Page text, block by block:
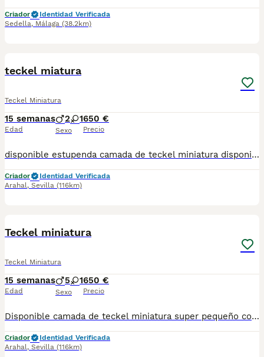
Criador
Identidad Verificada
Sedella, Málaga (38.2km)
teckel miatura
Teckel Miniatura
15 semanas
Edad
2 1
Sexo
650 €
Precio
disponible estupenda camada de teckel miniatura disponible hay tanto macho como hembras color chocolate un color muy especial en esta raza con una morfologia impresionante estan vacunados desparasitado y con la cartilla del veterinario hacemos envio a toda españa con posibilidad de contrarembolso llamanos y te informamos cachorros criado en ambiente familiar
Criador
Identidad Verificada
Arahal, Sevilla (116km)
Teckel miniatura
Teckel Miniatura
15 semanas
Edad
5 1
Sexo
650 €
Precio
Disponible camada de teckel miniatura super pequeño con unos colores super exclusivo están vacunados desparasitado y con la cartilla del veterinario enviamos a toda España con posibilidad de contrareembolso llámanos y te informamos criado en ambiente familiar
Criador
Identidad Verificada
Arahal, Sevilla (116km)